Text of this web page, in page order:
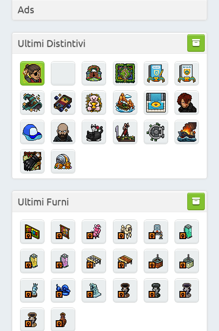
Ads
Ultimi Distintivi
Ultimi Furni